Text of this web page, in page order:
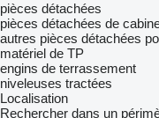
pièces détachées
pièces détachées de
autres pièces détachées
matériel de TP
engins de terrassement
niveleuses tractées
Localisation
Rechercher dans un